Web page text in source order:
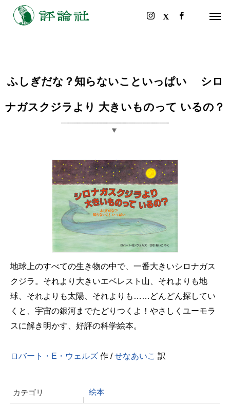
ふしぎだな？知らないこといっぱい シロ
ナガスクジラより 大きいものって いるの？
地球上のすべての生き物の中で、一番大きいシロナガス
クジラ。それより大きいエベレスト山、それよりも地
球、それよりも太陽、それよりも……どんどん探してい
くと、宇宙の銀河までたどりつくよ！やさしくユーモラ
スに解き明かす、好評の科学絵本。
ロバート・E・ウェルズ 作 /せなあいこ 訳
カテゴリ 絵本